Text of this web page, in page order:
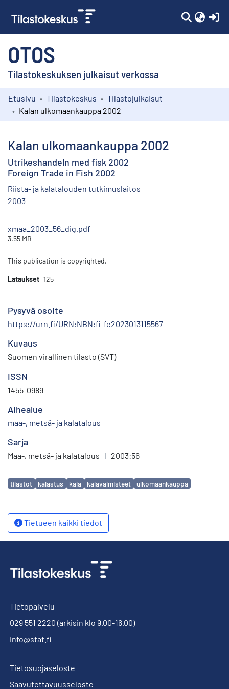
OTOS
Tilastokeskuksen julkaisut verkossa
Kokoelmat
Etusivu Tilastokeskus
Tilastojulkaisut
Kalan ulkomaankauppa 2002
Kalan ulkomaankauppa 2002
Utrikeshandeln med fisk 2002
Foreign Trade in Fish 2002
Riista- ja kalatalouden tutkimuslaitos
2003
xmaa_2003_56_dig.pdf
3.55 MB
This publication is copyrighted.
Lataukset 125
Pysyvä osoite
https://urn.fi/URN:NBN:fi-fe2023013115567
Kuvaus
Suomen virallinen tilasto (SVT)
ISSN
1455-0989
Aihealue
maa-, metsä- ja kalatalous
Sarja
Maa-, metsä- ja kalatalous | 2003:56
Avainsanat
tilastot kalastus kala kalavalmisteet ulkomaankauppa
Tietueen kaikki tiedot
Tietopalvelu
029 551 2220 (arkisin klo 9.00-16.00)
info@stat.fi
Tietosuojaseloste
Saavutettavuusseloste